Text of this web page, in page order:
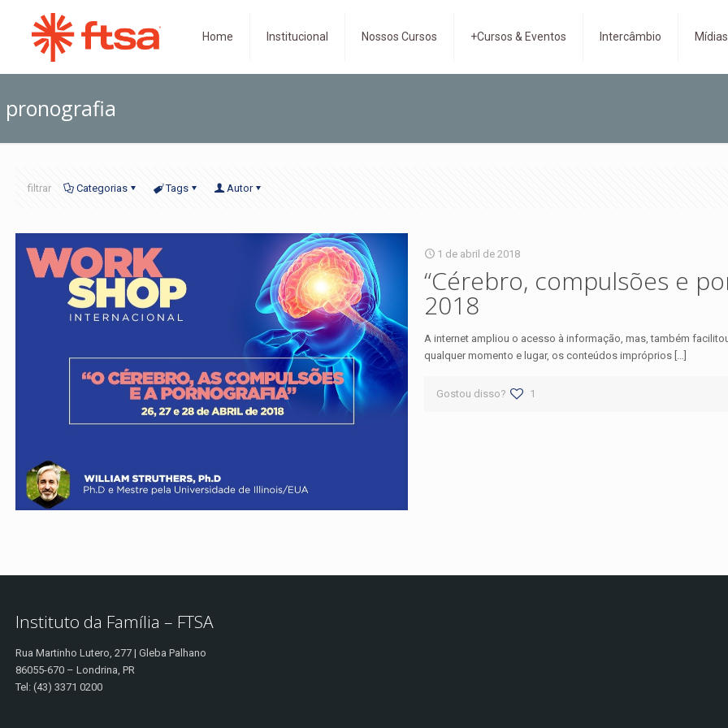
Home Institucional Nossos Cursos +Cursos & Eventos Intercâmbio Mídias
pronografia
filtrar Categorias Tags Autor
1 de abril de 2018
“Cérebro, compulsões e
2018
A internet ampliou o acesso à informação, mas, também
qualquer momento e lugar, os conteúdos impróprios […]
Gostou disso? 1
Instituto da Família – FTSA
Rua Martinho Lutero, 277 | Gleba Palhano
86055-670 – Londrina, PR
Tel: (43) 3371 0200